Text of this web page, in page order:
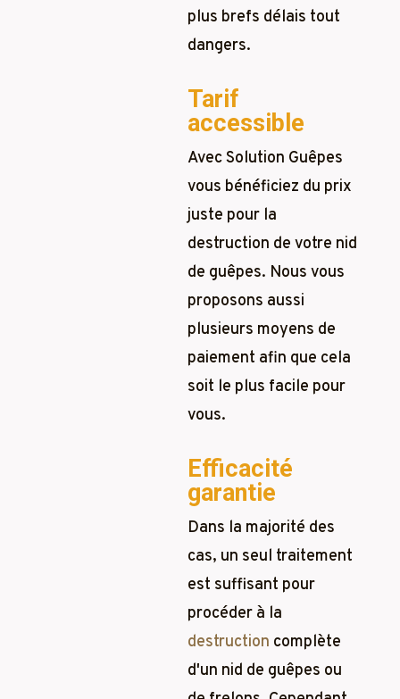
plus brefs délais tout
dangers.
Tarif
accessible
Avec Solution Guêpes
vous bénéficiez du prix
juste pour la
destruction de votre nid
de guêpes. Nous vous
proposons aussi
plusieurs moyens de
paiement afin que cela
soit le plus facile pour
vous.
Efficacité
garantie
Dans la majorité des
cas, un seul traitement
est suffisant pour
procéder à la
destruction complète
d'un nid de guêpes ou